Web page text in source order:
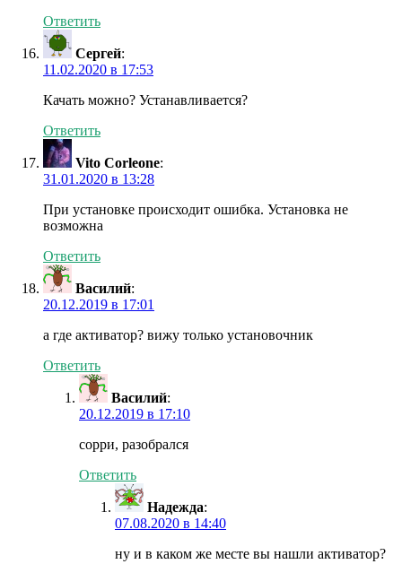
Ответить
Сергей:
11.02.2020 в 17:53
Качать можно? Устанавливается?
Ответить
Vito Corleone:
31.01.2020 в 13:28
При установке происходит ошибка. Установка не
возможна
Ответить
Василий:
20.12.2019 в 17:01
а где активатор? вижу только установочник
Ответить
Василий:
20.12.2019 в 17:10
сорри, разобрался
Ответить
Надежда:
07.08.2020 в 14:40
ну и в каком же месте вы нашли активатор?